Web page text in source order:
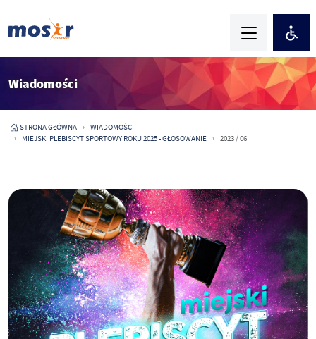
Wiadomości
STRONA GŁÓWNA
WIADOMOŚCI
MIEJSKI PLEBISCYT SPORTOWY ROKU 2025 - GŁOSOWANIE
2023 / 06